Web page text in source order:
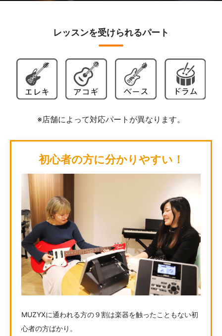
レッスンを受けられるパート
※店舗によって対応パートが異なります。
初心者の方に分かりやすい！
MUZYXに通われる方の９割は楽器を触ったこともない初
心者の方ばかり。